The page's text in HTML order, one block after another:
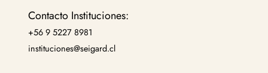
Contacto Instituciones:
+56 9 5227 8981
instituciones@seigard.cl